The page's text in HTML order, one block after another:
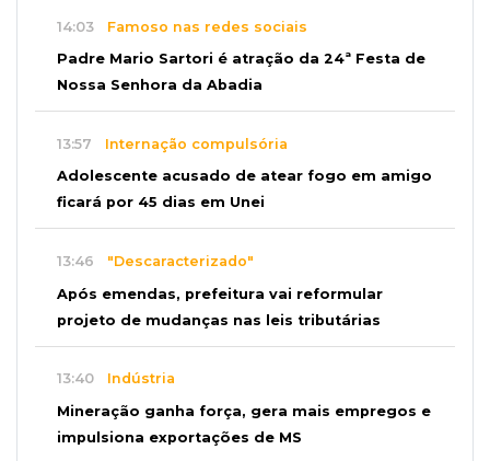
14:03 Famoso nas redes sociais
Padre Mario Sartori é atração da 24ª Festa de
Nossa Senhora da Abadia
13:57 Internação compulsória
Adolescente acusado de atear fogo em amigo
ficará por 45 dias em Unei
13:46 "Descaracterizado"
Após emendas, prefeitura vai reformular
projeto de mudanças nas leis tributárias
13:40 Indústria
Mineração ganha força, gera mais empregos e
impulsiona exportações de MS